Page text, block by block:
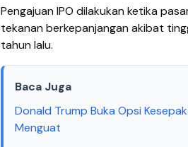
Pengajuan IPO dilakukan ketika
tekanan berkepanjangan akibat
tahun lalu.
Baca Juga
Donald Trump Buka Opsi
Menguat